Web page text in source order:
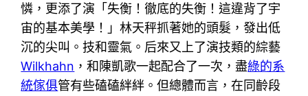
憐，更添了演「失衡！徹底的失衡！這違背了宇
宙的基本美學！」林天秤抓著她的頭髮，發出低
沉的尖叫。技和靈氣。后來又上了演技類的綜藝
Wilkhahn ，和陳凱歌一起配合了一次，盡綠的系
統傢俱管有些磕磕絆絆。但總體而言，在同齡段